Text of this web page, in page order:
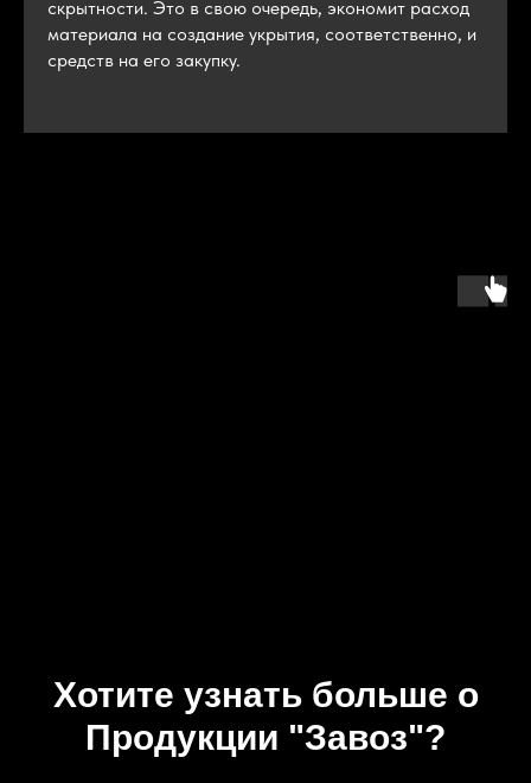
скрытности. Это в свою очередь, экономит расход
материала на создание укрытия, соответственно, и
средств на его закупку.
Хотите узнать больше о
Продукции "Завоз"?